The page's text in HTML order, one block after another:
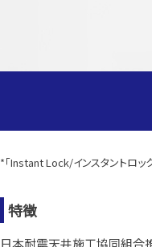
*「Instant Lock/インスタントロッ
特徴